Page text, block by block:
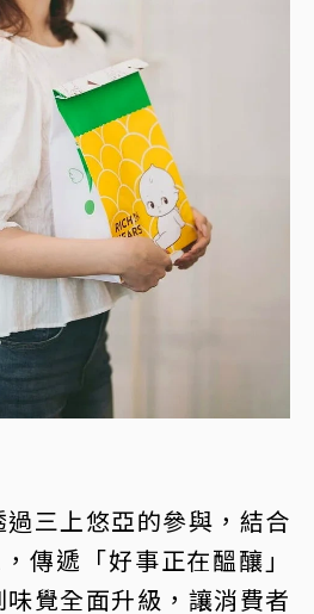
三上悠亞的參與，結合
傳遞「好事正在醞釀」
覺全面升級，讓消費者